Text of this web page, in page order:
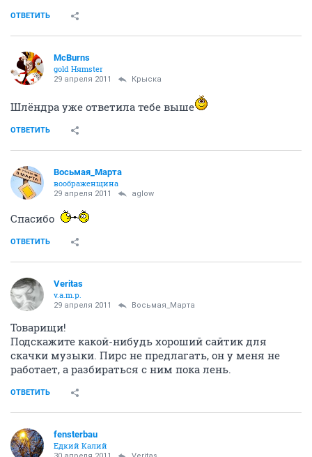
ОТВЕТИТЬ
McBurns
gold Няmster
29 апреля 2011 Крыска
Шлёндра уже ответила тебе выше
ОТВЕТИТЬ
Восьмая_Марта
воображенщина
29 апреля 2011 aglow
Спасибо
ОТВЕТИТЬ
Veritas
v.a.m.p.
29 апреля 2011 Восьмая_Марта
Товарищи!
Подскажите какой-нибудь хороший сайтик для
скачки музыки. Пирс не предлагать, он у меня не
работает, а разбираться с ним пока лень.
ОТВЕТИТЬ
fensterbau
Едкий Калий